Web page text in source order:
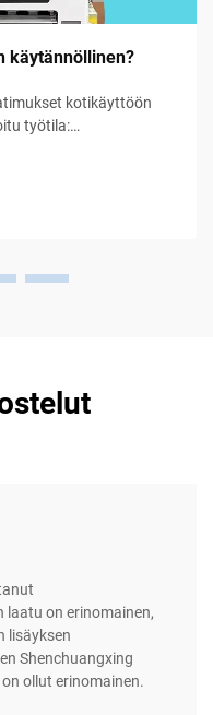
käytännöllinen?
kotikäyttöön
työtila:
DTF-
1,2 × 1,8 metrin
laatu on erinomainen,
lisäyksen
Shenchuangxing
ollut erinomainen.